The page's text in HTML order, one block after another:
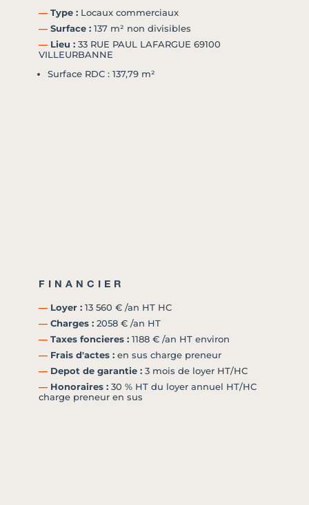
― Type : Locaux commerciaux
― Surface : 137 m² non divisibles
― Lieu : 33 RUE PAUL LAFARGUE 69100
VILLEURBANNE
Surface RDC : 137,79 m²
FINANCIER
― Loyer : 13 560 € /an HT HC
― Charges : 2058 € /an HT
― Taxes foncieres : 1188 € /an HT environ
― Frais d'actes : en sus charge preneur
― Depot de garantie : 3 mois de loyer HT/HC
― Honoraires : 30 % HT du loyer annuel HT/HC
charge preneur en sus